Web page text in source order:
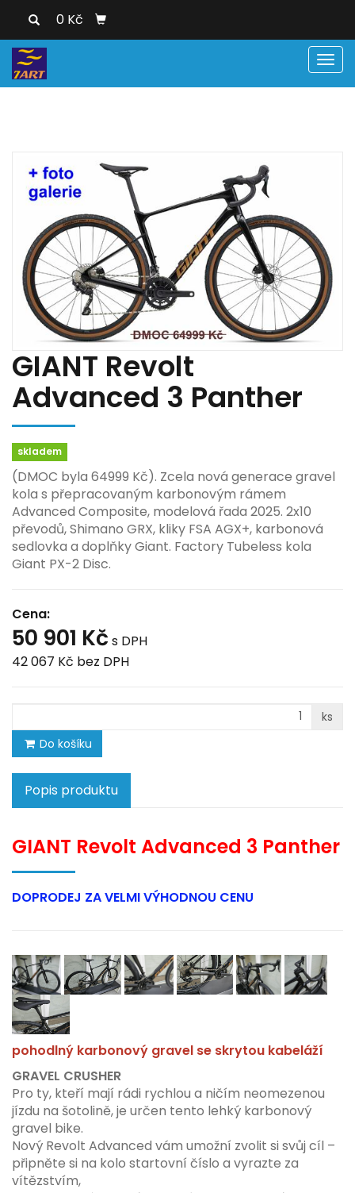
0 Kč
GIANT Revolt
Advanced 3 Panther
skladem
(DMOC byla 64999 Kč). Zcela nová generace gravel
kola s přepracovaným karbonovým rámem
Advanced Composite, modelová řada 2025. 2x10
převodů, Shimano GRX, kliky FSA AGX+, karbonová
sedlovka a doplňky Giant. Factory Tubeless kola
Giant PX-2 Disc.
Cena:
50 901 Kč s DPH
42 067 Kč bez DPH
ks
Do košíku
Popis produktu
GIANT Revolt Advanced 3 Panther
DOPRODEJ ZA VELMI VÝHODNOU CENU
pohodlný karbonový gravel se skrytou kabeláží
GRAVEL CRUSHER
Pro ty, kteří mají rádi rychlou a ničím neomezenou
jízdu na šotolině, je určen tento lehký karbonový
gravel bike.
Nový Revolt Advanced vám umožní zvolit si svůj cíl –
připněte si na kolo startovní číslo a vyrazte za
vítězstvím,